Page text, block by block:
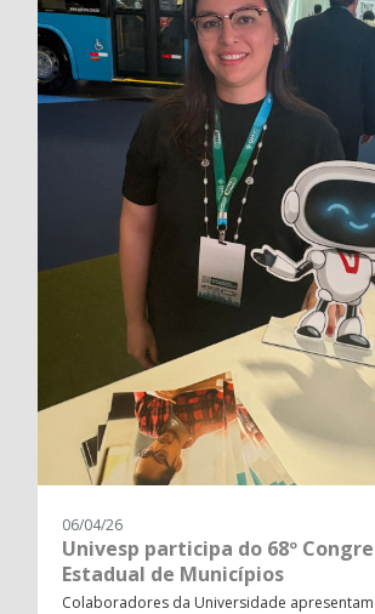
06/04/26
Univesp participa do 68º
Estadual de Municípios
Colaboradores da Universidade